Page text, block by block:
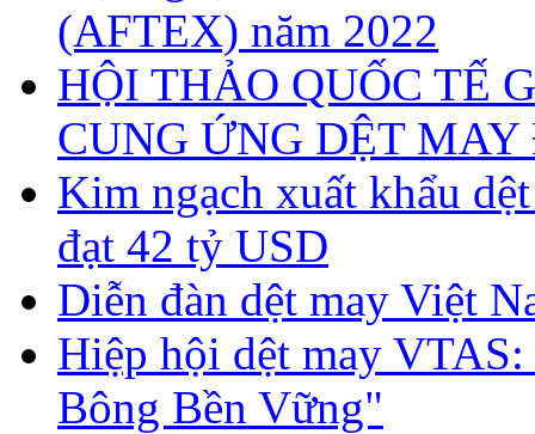
(AFTEX) năm 2022
HỘI THẢO QUỐC TẾ
CUNG ỨNG DỆT
Kim ngạch xuất khẩu
đạt 42 tỷ USD
Diễn đàn dệt may Việt
Hiệp hội dệt may
Bông Bền Vững"